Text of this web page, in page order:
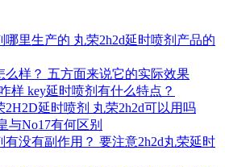
哪里生产的 丸荣2h2d延时喷剂产品的
么样？ 五方面来说它的实际效果
样 key延时喷剂有什么特点？
2H2D延时喷剂 丸荣2h2d可以用吗
与No17有何区别
有没有副作用？ 要注意2h2d丸荣延时